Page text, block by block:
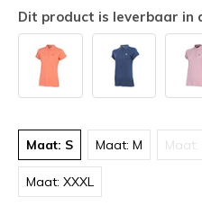
Dit product is leverbaar in
Maat: S Maat: M Maat:
Maat: XXXL